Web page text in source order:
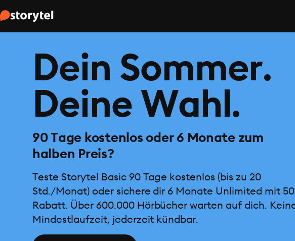
Dein Sommer.
Deine Wahl.
90 Tage kostenlos oder 6 Monate zum
halben Preis?
Teste Storytel Basic 90 Tage kostenlos (bis zu 20
Std./Monat) oder sichere dir 6 Monate Unlimited mit
Rabatt. Über 600.000 Hörbücher warten auf dich.
Mindestlaufzeit, jederzeit kündbar.